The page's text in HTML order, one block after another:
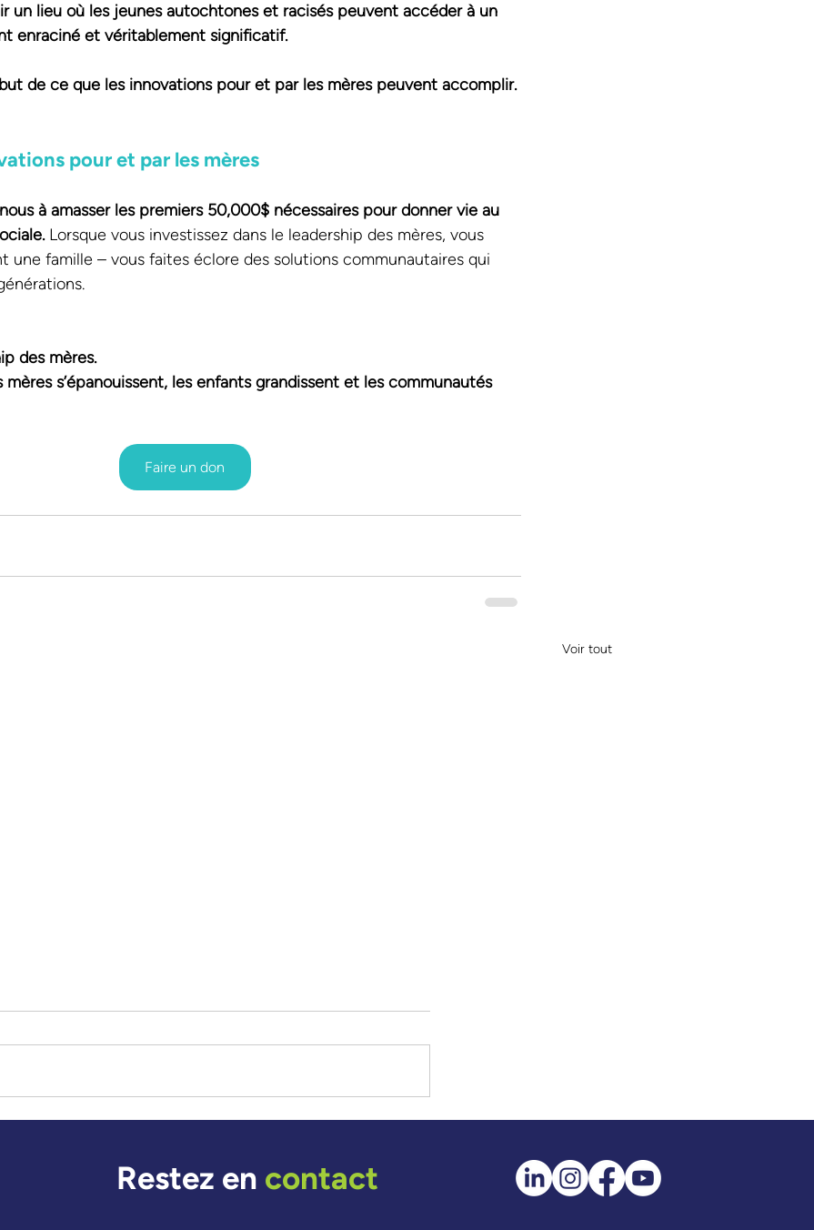
un lieu où les jeunes autochtones et racisés peuvent accéder à un
enraciné et véritablement significatif.
de ce que les innovations pour et par les mères peuvent accomplir.
pour et par les mères
à amasser les premiers 50,000$ nécessaires pour donner vie au
Lorsque vous investissez dans le leadership des mères, vous
une famille – vous faites éclore des solutions communautaires qui
des mères.
mères s’épanouissent, les enfants grandissent et les communautés
Faire un don
Voir tout
Restez en contact